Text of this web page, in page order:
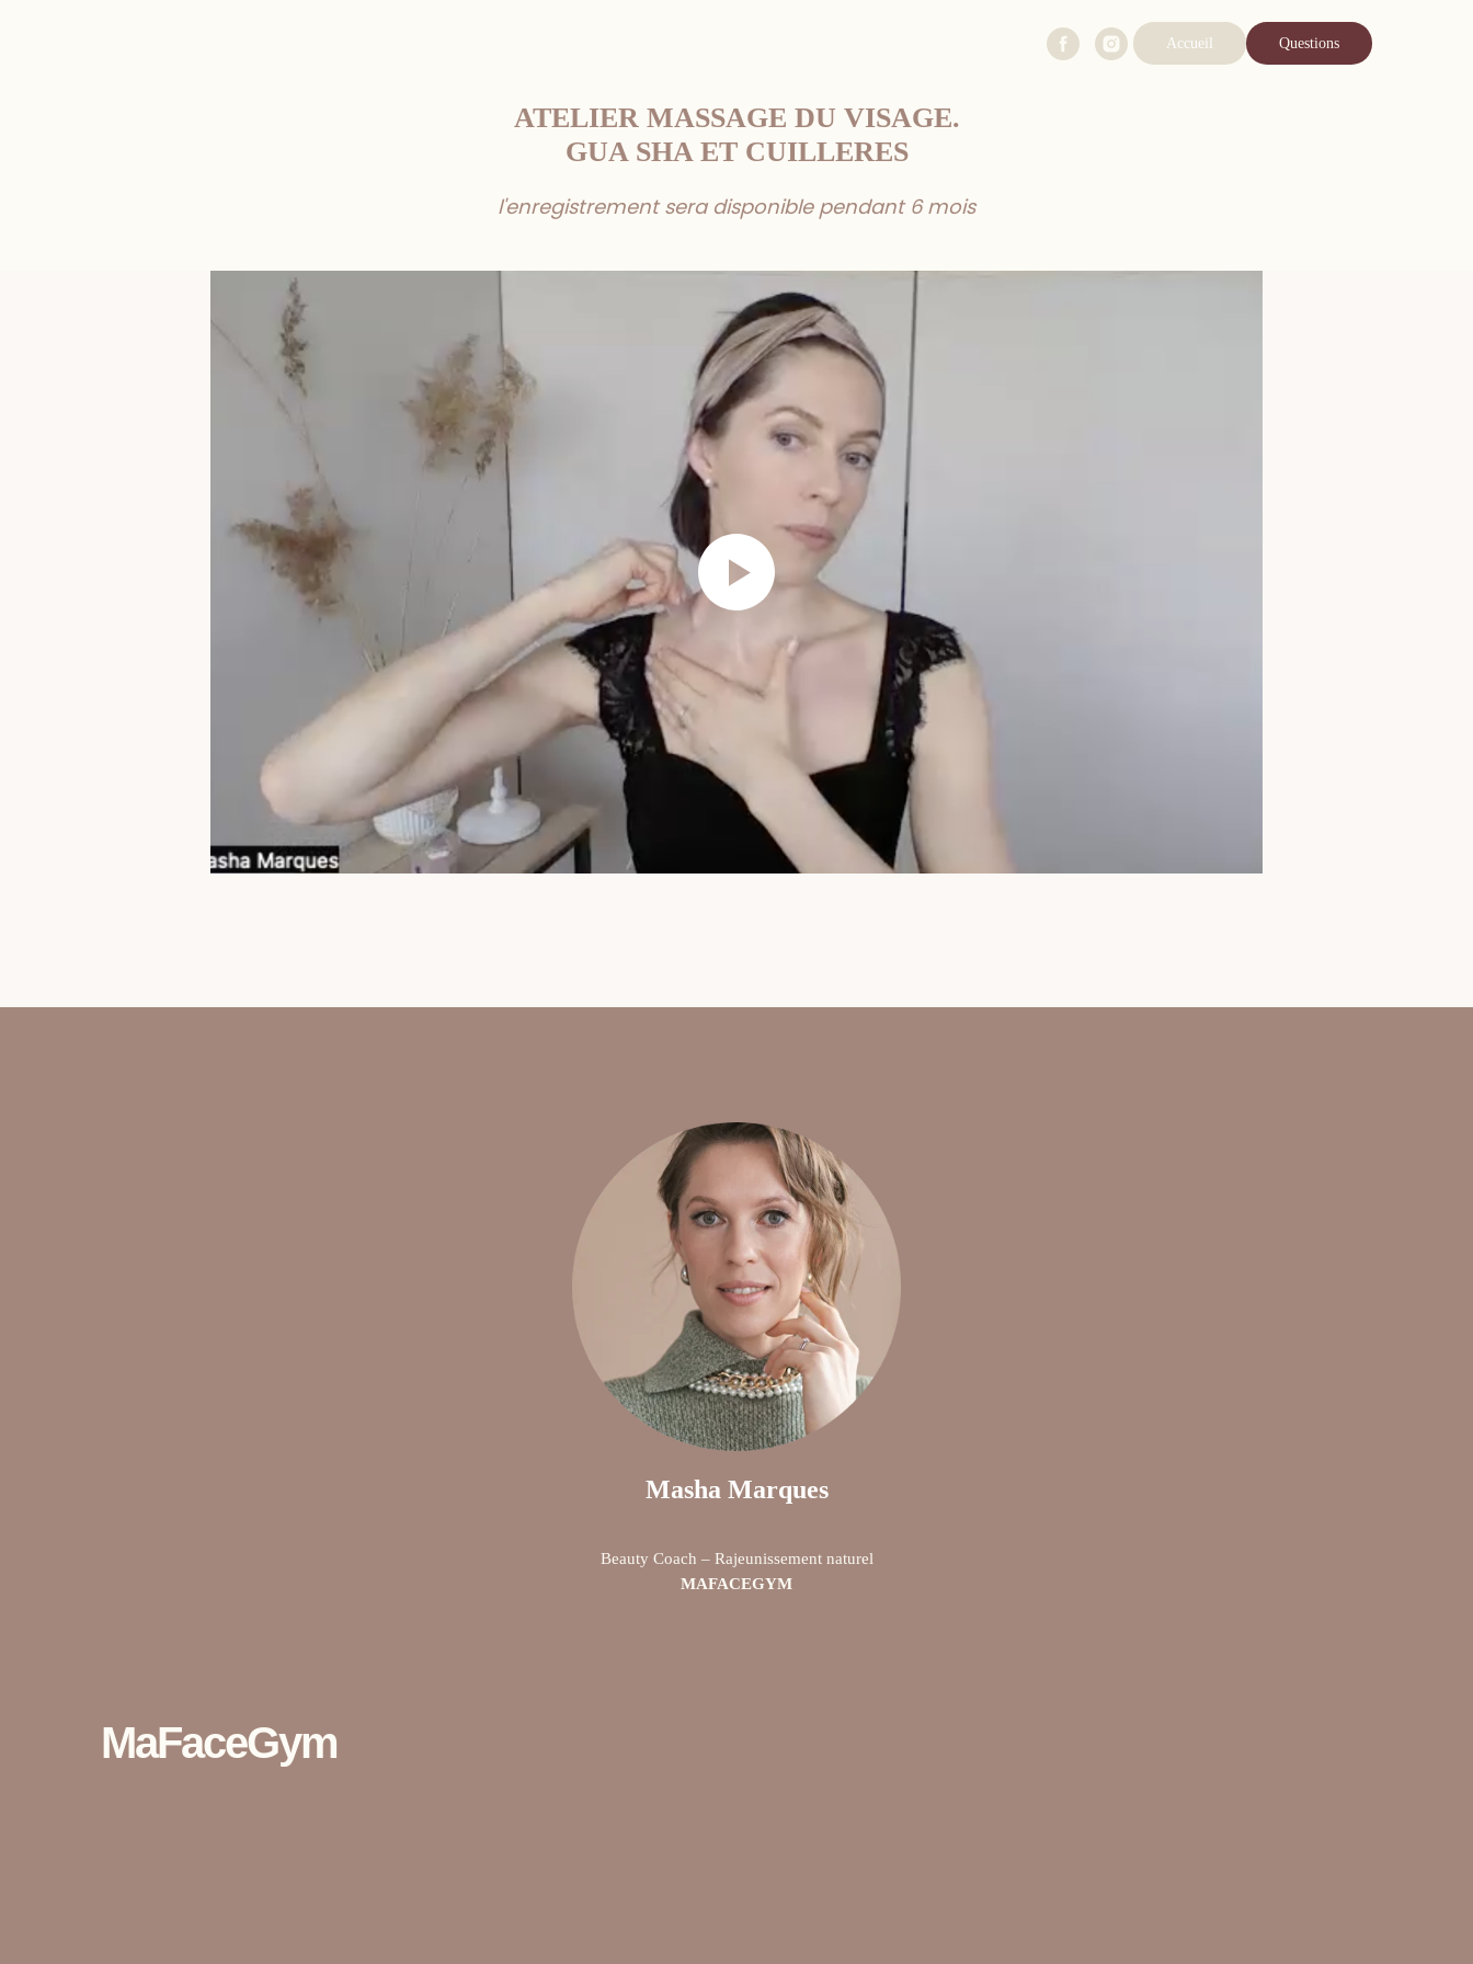
Accueil Questions
ATELIER MASSAGE DU VISAGE.
GUA SHA ET CUILLERES
l'enregistrement sera disponible pendant 6 mois
Masha Marques
Beauty Coach – Rajeunissement naturel
MAFACEGYM
MaFaceGym